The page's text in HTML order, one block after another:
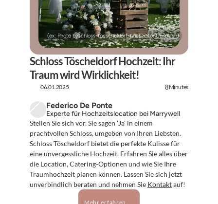
(ex: Photo byschloss-toescheldorf-hochzeitonUnsplash)
Schloss Töscheldorf Hochzeit: Ihr
Traum wird Wirklichkeit!
06.01.2025 8Minutes
Federico De Ponte
Experte für Hochzeitslocation bei Marrywell
Stellen Sie sich vor, Sie sagen 'Ja' in einem
prachtvollen Schloss, umgeben von Ihren Liebsten.
Schloss Töscheldorf bietet die perfekte Kulisse für
eine unvergessliche Hochzeit. Erfahren Sie alles über
die Location, Catering-Optionen und wie Sie Ihre
Traumhochzeit planen können. Lassen Sie sich jetzt
unverbindlich beraten und nehmen Sie Kontakt auf!
Mehr erfahren